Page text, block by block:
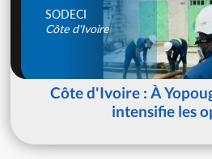
SODECI
Côte d'Ivoire
Côte d'Ivoire : À
intensifie les